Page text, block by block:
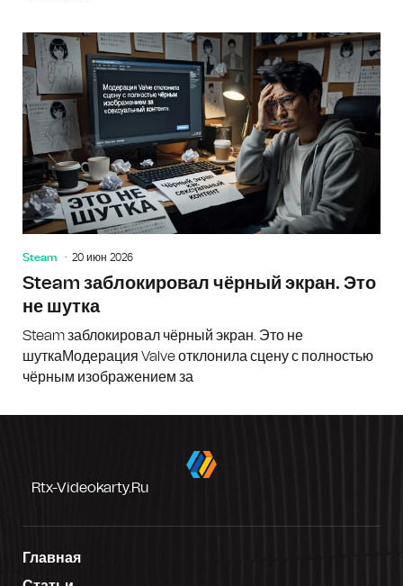
Steam 20 июн 2026
Steam заблокировал чёрный экран. Это
не шутка
Steam заблокировал чёрный экран. Это не
шуткаМодерация Valve отклонила сцену с полностью
чёрным изображением за
Rtx-Videokarty.ru
Главная